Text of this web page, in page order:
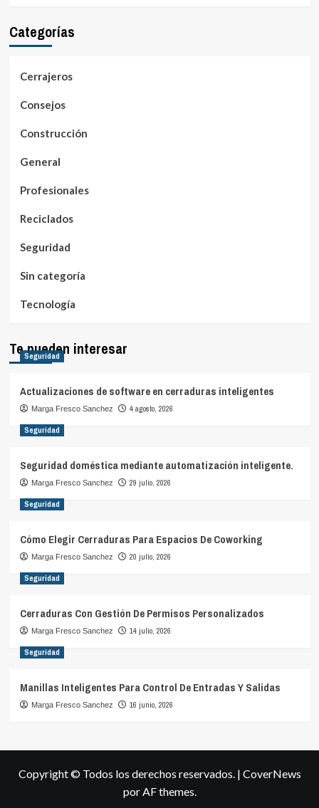
Categorías
Cerrajeros
Consejos
Construcción
General
Profesionales
Reciclados
Seguridad
Sin categoría
Tecnología
Te pueden interesar
Seguridad
Actualizaciones de software en cerraduras inteligentes
Marga Fresco Sanchez 4 agosto, 2026
Seguridad
Seguridad doméstica mediante automatización inteligente.
Marga Fresco Sanchez 29 julio, 2026
Seguridad
Cómo Elegir Cerraduras Para Espacios De Coworking
Marga Fresco Sanchez 20 julio, 2026
Seguridad
Cerraduras Con Gestión De Permisos Personalizados
Marga Fresco Sanchez 14 julio, 2026
Seguridad
Manillas Inteligentes Para Control De Entradas Y Salidas
Marga Fresco Sanchez 16 junio, 2026
Copyright © Todos los derechos reservados. | CoverNews
por AF themes.